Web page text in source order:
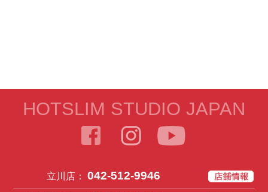
HOTSLIM STUDIO JAPAN
立川店： 042-512-9946